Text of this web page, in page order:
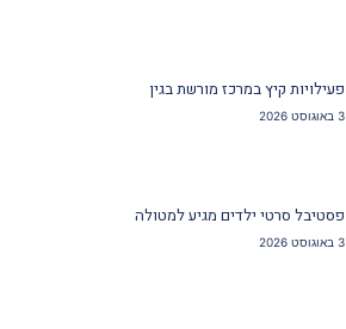
פעילויות קיץ במרכז מורשת בגין
3 באוגוסט 2026
פסטיבל סרטי ילדים מגיע למטולה
3 באוגוסט 2026